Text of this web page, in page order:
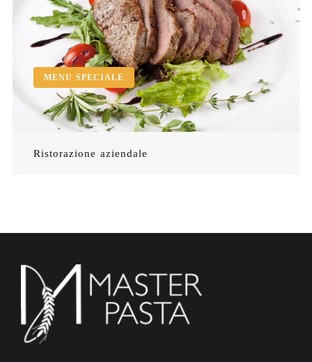
MENU SPECIALE
Ristorazione aziendale